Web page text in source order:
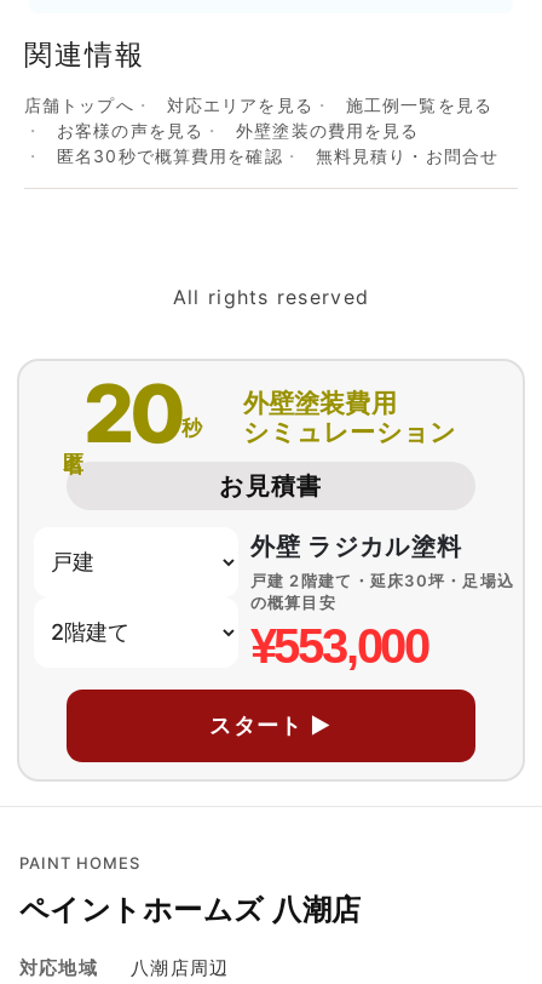
関連情報
店舗トップへ 対応エリアを見る
施工例一覧を見る
お客様の声を見る
外壁塗装の費用を見る
匿名30秒で概算費用を確認
無料見積り・お問合せ
All rights reserved
20秒
外壁塗装費用
シミュレーション
お見積書
外壁 ラジカル塗料
戸建 2階建て・延床30坪・足場込
の概算目安
¥553,000
スタート ▶
PAINT HOMES
ペイントホームズ 八潮店
対応地域
八潮店周辺